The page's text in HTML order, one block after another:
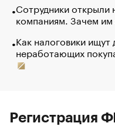
Сотрудники открыли
компаниям. Зачем им
Как налоговики ищут
неработающих
Регистрация